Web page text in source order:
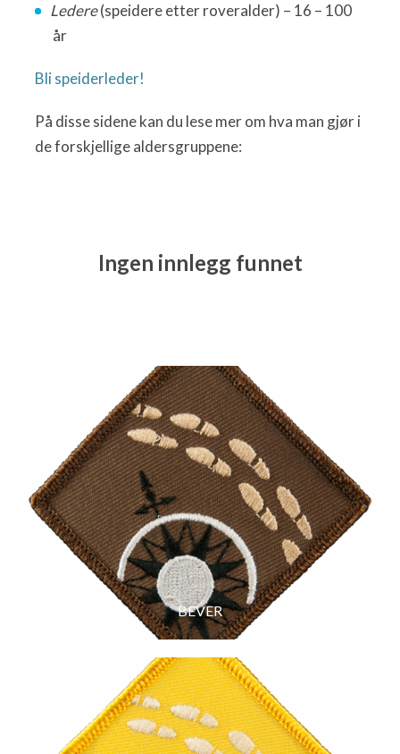
Ledere(speidere etter roveralder) – 16 – 100
år
Bli speiderleder!
På disse sidene kan du lese mer om hva man gjør i
de forskjellige aldersgruppene:
Ingen innlegg funnet
BEVER